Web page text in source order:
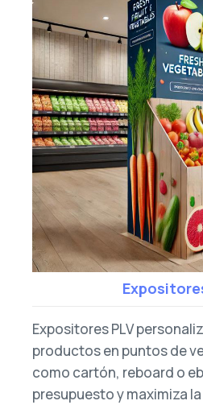
Expositores PLV
productos en puntos de
como cartón, reboard o
presupuesto y maximiza